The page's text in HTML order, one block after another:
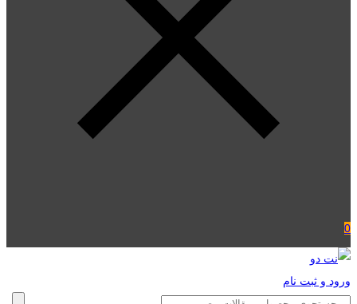
0
ورود و ثبت نام